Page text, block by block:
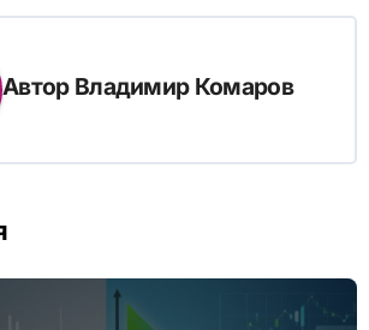
Автор Владимир Комаров